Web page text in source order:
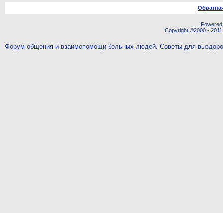
Copyright ©2000 -
Форум общения и взаимопомощи больных людей. Советы для